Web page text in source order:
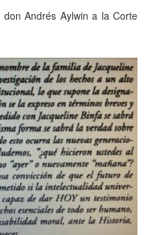
Andrés Aylwin a la Corte